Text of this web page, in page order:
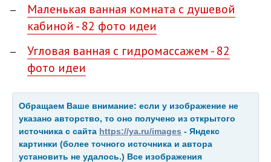
Маленькая ванная комната с душевой
кабиной - 82 фото идеи
Угловая ванная с гидромассажем - 82
фото идеи
Обращаем Ваше внимание: если у изображение не
указано авторство, то оно получено из открытого
источника с сайта https://ya.ru/images - Яндекс
картинки (более точного источника и автора
установить не удалось.) Все изображения